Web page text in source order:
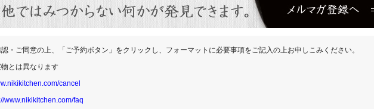
・ご同意の上、「ご予約ボタン」をクリックし、フォーマットに必要事項をご記入の上お申しこみください。
とは異なります
cancel
www.nikikitchen.com/faq